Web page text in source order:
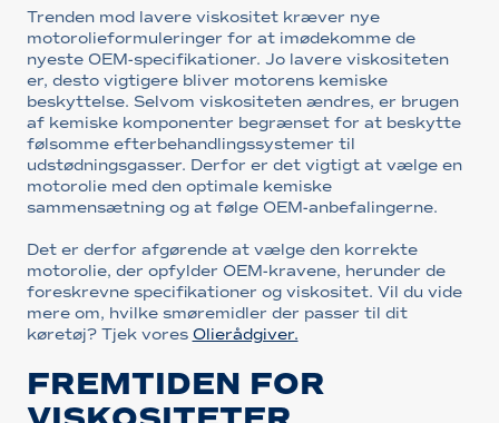
Trenden mod lavere viskositet kræver nye
motorolieformuleringer for at imødekomme de
nyeste OEM-specifikationer. Jo lavere viskositeten
er, desto vigtigere bliver motorens kemiske
beskyttelse. Selvom viskositeten ændres, er brugen
af kemiske komponenter begrænset for at beskytte
følsomme efterbehandlingssystemer til
udstødningsgasser. Derfor er det vigtigt at vælge en
motorolie med den optimale kemiske
sammensætning og at følge OEM-anbefalingerne.
Det er derfor afgørende at vælge den korrekte
motorolie, der opfylder OEM-kravene, herunder de
foreskrevne specifikationer og viskositet. Vil du vide
mere om, hvilke smøremidler der passer til dit
køretøj? Tjek vores Olierådgiver.
FREMTIDEN FOR